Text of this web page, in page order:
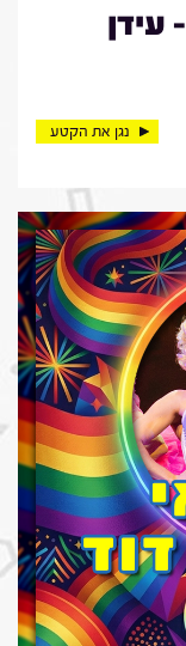
סוף שבוע גאווה 2026 - עידן
נגן את הקטע